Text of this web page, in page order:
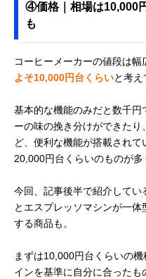
④価格｜相場は10,000
も
コーヒーメーカーの値段は幅
よそ10,000円台くらいと考え
基本的な機能のみだと数千円
ーの味の挽き分けができた
ど、便利な機能が搭載されて
20,000円台くらいのものが多
今回、記事後半で紹介して
とエスプレッソマシンが一
する商品も。
まずは10,000円台くらいの
インを基準に自分に合ったも